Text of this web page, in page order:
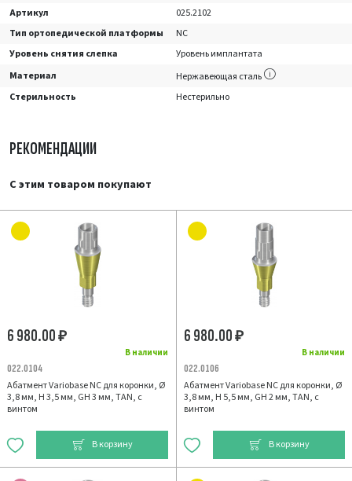
Артикул
025.2102
Тип ортопедической платформы
NC
Уровень снятия слепка
Уровень имплантата
Материал
Нержавеющая сталь
Стерильность
Нестерильно
РЕКОМЕНДАЦИИ
С этим товаром покупают
В наличии
6 980.00₽
022.0104
Абатмент Variobase NC для коронки, Ø
3,8 мм, H 3,5 мм, GH 3 мм, TAN, с
винтом
В корзину
В наличии
6 980.00₽
022.0106
Абатмент Variobase NC для коронки, Ø
3,8 мм, H 5,5 мм, GH 2 мм, TAN, с
винтом
В корзину